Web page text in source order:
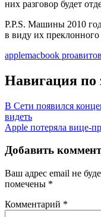
них разговор будет
P.P.S. Машины 2010
в виду их преклонного
applemacbook proавито
Навигация по
В Сети появился
видеть
Apple потеряла вице-
Добавить
Ваш адрес email не
помечены *
Комментарий *